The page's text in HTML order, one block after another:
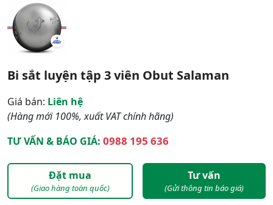
Bi sắt luyện tập 3 viên Obut Salaman
Giá bán: Liên hệ
(Hàng mới 100%, xuất VAT chính hãng)
TƯ VẤN & BÁO GIÁ: 0988 195 636
Đặt mua
(Giao hàng toàn quốc)
Tư vấn
(Gửi thông tin báo giá)